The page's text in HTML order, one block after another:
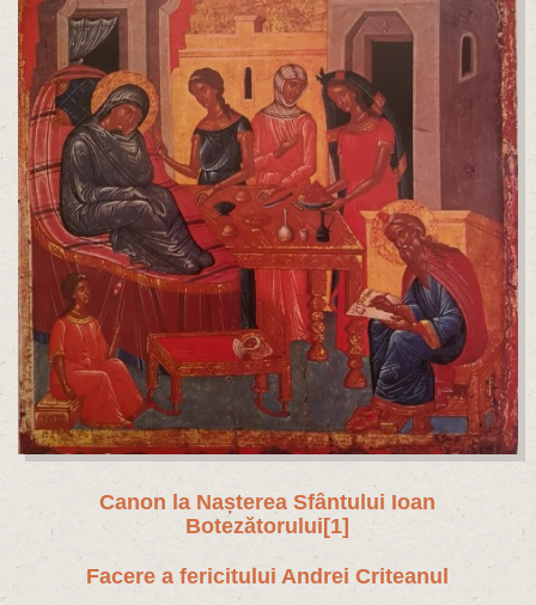
Canon la Nașterea Sfântului Ioan
Botezătorului[1]
Facere a fericitului Andrei Criteanul